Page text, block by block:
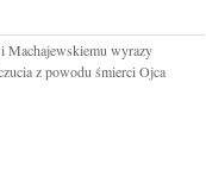
Machajewskiemu wyrazy
z powodu śmierci Ojca